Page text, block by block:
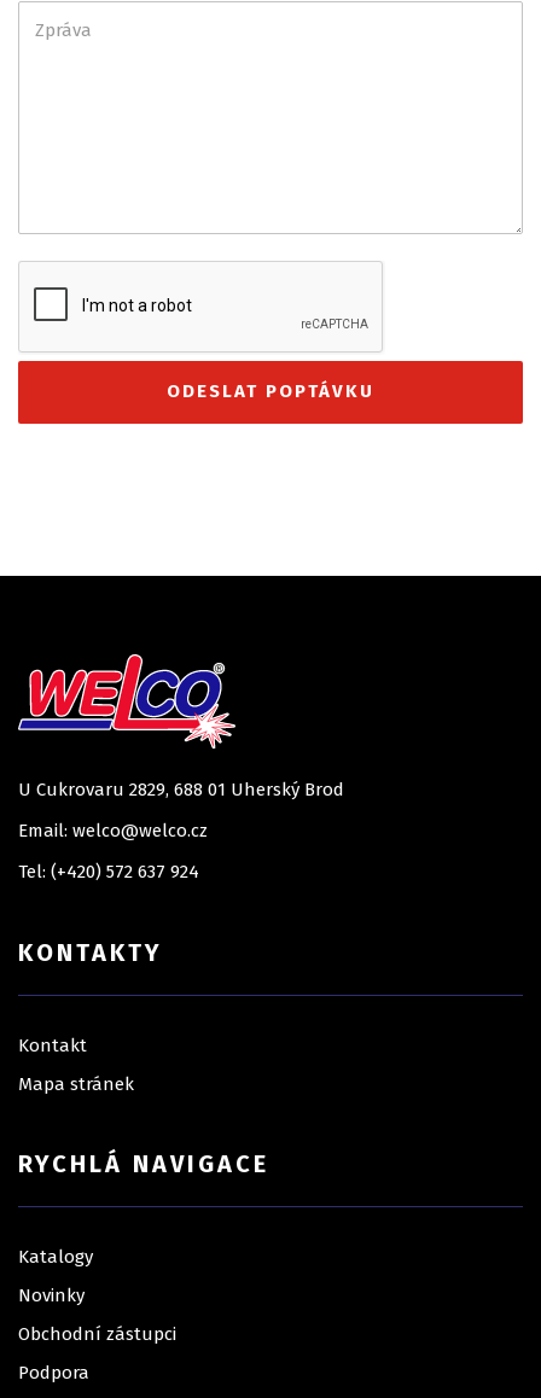
U Cukrovaru 2829, 688 01 Uherský Brod
Email: welco@welco.cz
Tel: (+420) 572 637 924
KONTAKTY
Kontakt
Mapa stránek
RYCHLÁ NAVIGACE
Katalogy
Novinky
Obchodní zástupci
Podpora